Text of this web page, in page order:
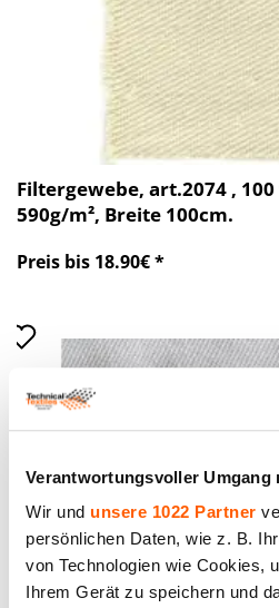
Verantwortungsvoller Umgang
Wir und unsere 1022 Partner
persönlichen Daten, wie z. B.
von Technologien wie Cookies,
Ihrem Gerät zu speichern und
Filtergewebe, art.2074 ,
590g/m², Breite 100cm.
Preis bis 18.90€ *